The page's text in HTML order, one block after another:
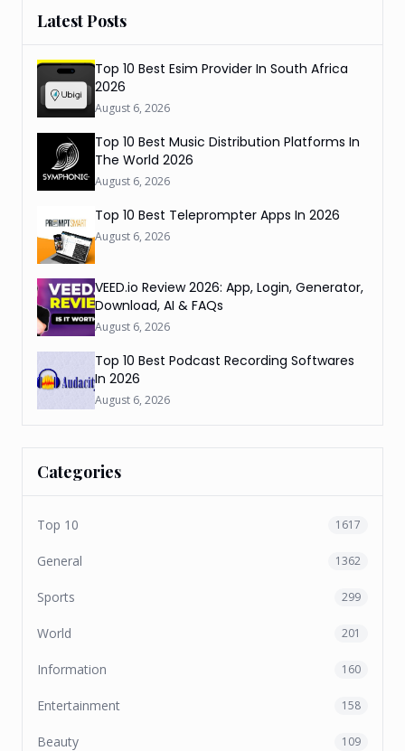
Latest Posts
Top 10 Best Esim Provider In South Africa
2026
August 6, 2026
Top 10 Best Music Distribution Platforms In
The World 2026
August 6, 2026
Top 10 Best Teleprompter Apps In 2026
August 6, 2026
VEED.io Review 2026: App, Login, Generator,
Download, AI & FAQs
August 6, 2026
Top 10 Best Podcast Recording Softwares
In 2026
August 6, 2026
Categories
Top 10 1617
General 1362
Sports 299
World 201
Information 160
Entertainment 158
Beauty 109